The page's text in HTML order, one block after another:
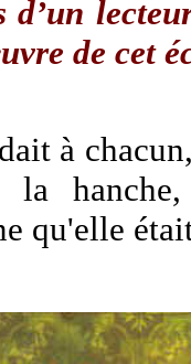
d’un
de cet
à
la
qu'elle